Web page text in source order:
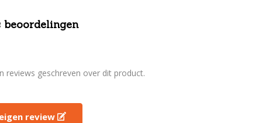
beoordelingen
reviews geschreven over dit product.
review